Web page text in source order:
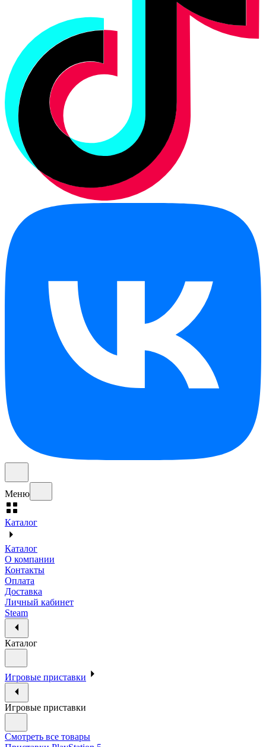
Меню
Каталог
Каталог
О компании
Контакты
Оплата
Доставка
Личный кабинет
Steam
Каталог
Игровые приставки
Игровые приставки
Смотреть все товары